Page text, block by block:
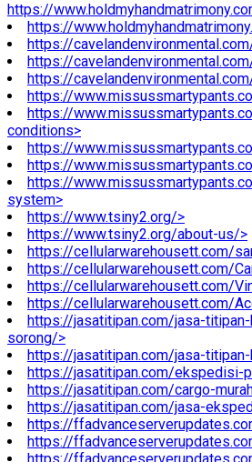
https://
https://
https://
https://
https://
https://
https://
conditions>
https://
https://
https://
system>
https://www.tsiny2.org/>
https://www.tsiny2.org/about-us/>
https://cellularwarehousett.com/
https://cellularwarehousett.com/
https://cellularwarehousett.com/
https://cellularwarehousett.com/
https://jasatitipan.com/jasa-titipan-
sorong/>
https://jasatitipan.com/jasa-
https://jasatitipan.com/ekspedisi-
https://jasatitipan.com/cargo-
https://jasatitipan.com/jasa-
https://
https://